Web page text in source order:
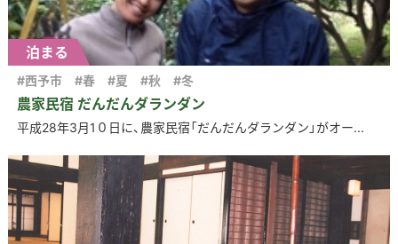
泊まる
農家民宿 だんだんダランダン
#西予市 #春 #夏 #秋 #冬
平成28年3月1０日に、農家民宿「だんだんダランダン」がオー...